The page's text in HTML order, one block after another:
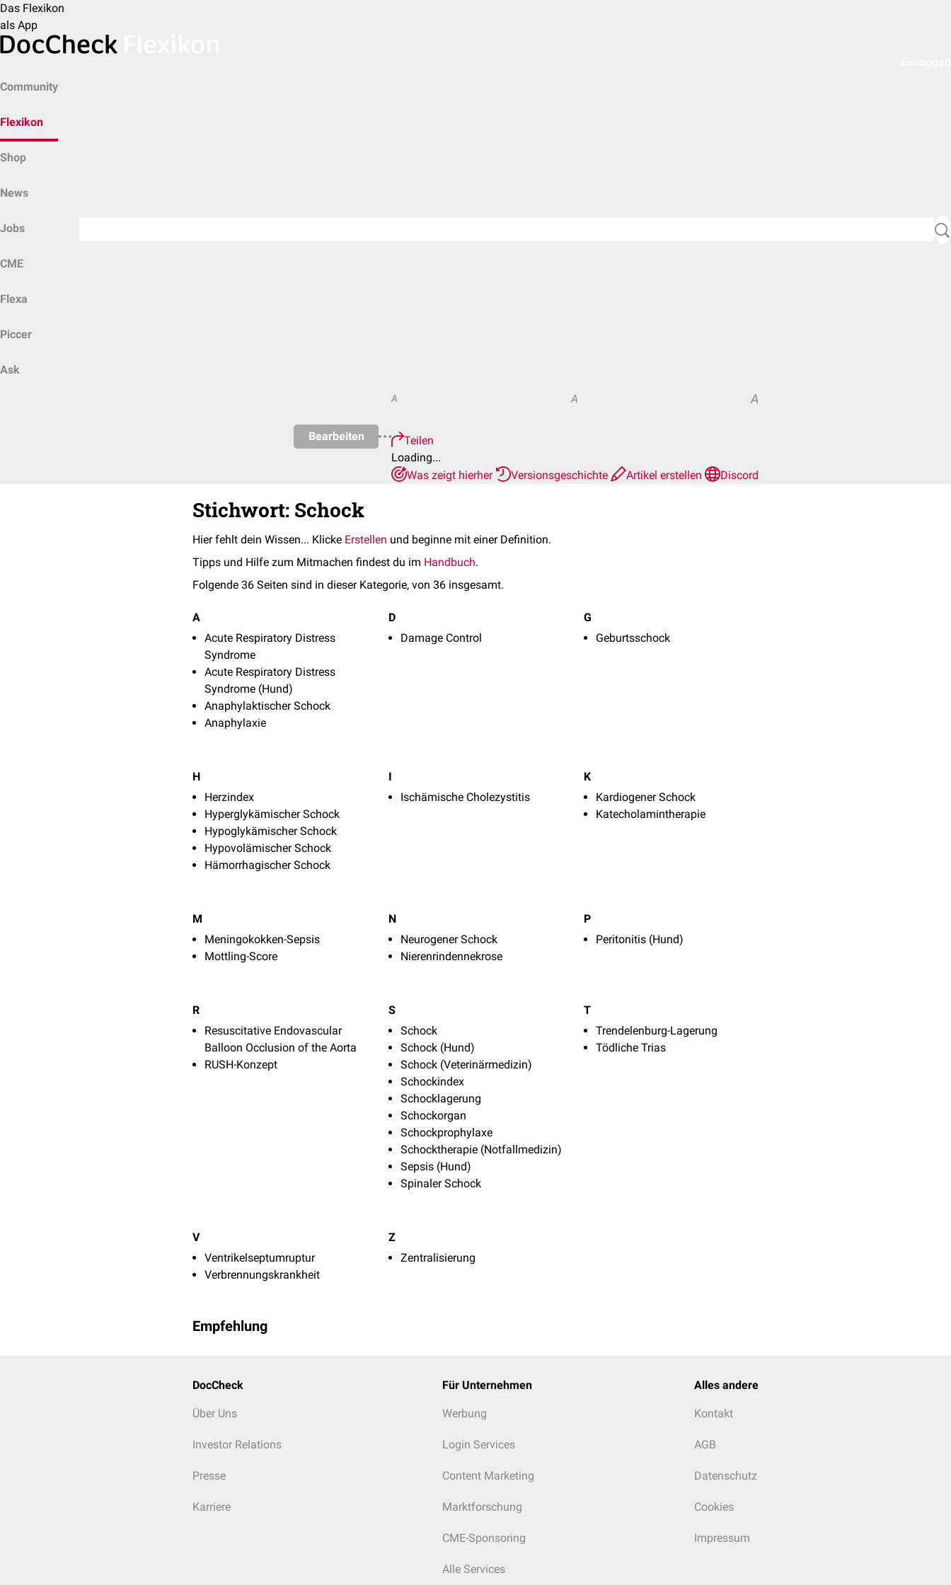
Das Flexikon
als App
Community
Flexikon
Shop
News
Jobs
CME
Flexa
Piccer
Ask
Bearbeiten
A A A
Teilen
Loading...
Was zeigt hierher
Versionsgeschichte Artikel erstellen Discord
Stichwort: Schock
Hier fehlt dein Wissen... Klicke Erstellen und beginne mit einer Definition.
Tipps und Hilfe zum Mitmachen findest du im Handbuch.
Folgende 36 Seiten sind in dieser Kategorie, von 36 insgesamt.
A
Acute Respiratory Distress
Syndrome
Acute Respiratory Distress
Syndrome (Hund)
Anaphylaktischer Schock
Anaphylaxie
D
Damage Control
G
Geburtsschock
H
Herzindex
Hyperglykämischer Schock
Hypoglykämischer Schock
Hypovolämischer Schock
Hämorrhagischer Schock
I
Ischämische Cholezystitis
K
Kardiogener Schock
Katecholamintherapie
M
Meningokokken-Sepsis
Mottling-Score
N
Neurogener Schock
Nierenrindennekrose
P
Peritonitis (Hund)
R
Resuscitative Endovascular
Balloon Occlusion of the Aorta
RUSH-Konzept
S
Schock
Schock (Hund)
Schock (Veterinärmedizin)
Schockindex
Schocklagerung
Schockorgan
Schockprophylaxe
Schocktherapie (Notfallmedizin)
Sepsis (Hund)
Spinaler Schock
T
Trendelenburg-Lagerung
Tödliche Trias
V
Ventrikelseptumruptur
Verbrennungskrankheit
Z
Zentralisierung
Empfehlung
DocCheck
Über Uns
Investor Relations
Presse
Karriere
Für Unternehmen
Werbung
Login Services
Content Marketing
Marktforschung
CME-Sponsoring
Alle Services
Alles andere
Kontakt
AGB
Datenschutz
Cookies
Impressum